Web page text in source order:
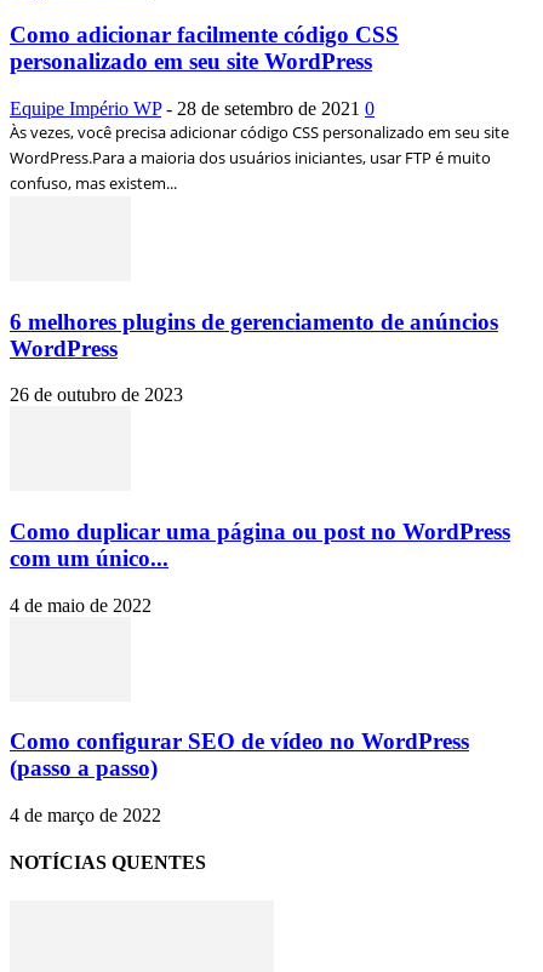
Como adicionar facilmente código CSS
personalizado em seu site WordPress
Equipe Império WP - 28 de setembro de 2021 0
Às vezes, você precisa adicionar código CSS personalizado em seu site
WordPress.Para a maioria dos usuários iniciantes, usar FTP é muito
confuso, mas existem...
6 melhores plugins de gerenciamento de anúncios
WordPress
26 de outubro de 2023
Como duplicar uma página ou post no WordPress
com um único...
4 de maio de 2022
Como configurar SEO de vídeo no WordPress
(passo a passo)
4 de março de 2022
NOTÍCIAS QUENTES